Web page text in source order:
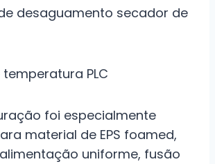
desaguamento secador de
PLC
foi especialmente
material de EPS foamed,
uniforme, fusão